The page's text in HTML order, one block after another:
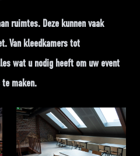
ruimtes. Deze kunnen vaak
Van kleedkamers tot
wat u nodig heeft om uw event
maken.